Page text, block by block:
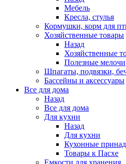
Мебель
Кресла, стулья
Кормушки, корм для
Хозяйственные товары
Назад
Хозяйственные
Полезные мелочи
Шпагаты, подвязки,
Бассейны и аксессуары
Все для дома
Назад
Все для дома
Для кухни
Назад
Для кухни
Кухонные
Товары к Пасхе
Емкости для хранения